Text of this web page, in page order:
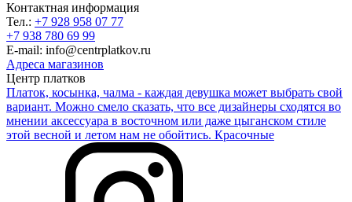
Контактная информация
Тел.: +7 928 958 07 77
+7 938 780 69 99
E-mail: info@centrplatkov.ru
Адреса магазинов
Центр платков
Платок, косынка, чалма - каждая девушка может выбрать свой
вариант. Можно смело сказать, что все дизайнеры сходятся во
мнении аксессуара в восточном или даже цыганском стиле
этой весной и летом нам не обойтись. Красочные